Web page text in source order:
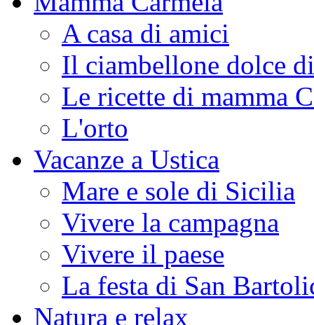
A casa di amici
Il ciambellone dolce
Le ricette di mamma
L'orto
Vacanze a Ustica
Mare e sole di Sicilia
Vivere la campagna
Vivere il paese
La festa di San
Natura e relax